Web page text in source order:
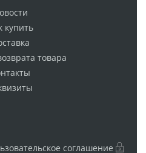
купить
товара
соглашение